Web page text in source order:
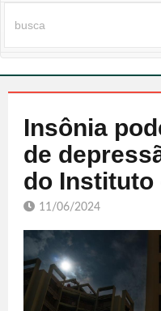
Insônia
de
do Instituto
11/06/2024